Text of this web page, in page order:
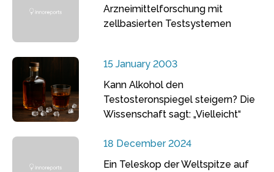
Arzneimittelforschung mit
zellbasierten Testsystemen
15 January 2003
Kann Alkohol den
Testosteronspiegel steigern? Die
Wissenschaft sagt: „Vielleicht“
18 December 2024
Ein Teleskop der Weltspitze auf